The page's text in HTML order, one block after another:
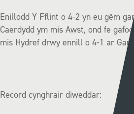
Enillodd Y Fflint o 4-2 yn eu gêm
Caerdydd ym mis Awst, ond fe
mis Hydref drwy ennill o 4-1 ar
Record cynghrair diweddar: